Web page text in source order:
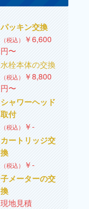
パッキン交換
（税込） ￥6,600
円〜
水栓本体の交換
（税込） ￥8,800
円〜
シャワーヘッド
取付
（税込） ￥‐
カートリッジ交
換
（税込） ￥‐
子メーターの交
換
現地見積